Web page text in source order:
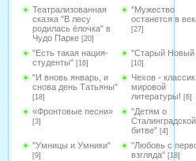
Театрализованная
сказка "В лесу
родилась ёлочка" в
Чудо Парке [20]
"Мужество
останется в
[27]
"Есть такая нация-
студенты" [16]
"Старый Новый
[10]
"И вновь январь, и
снова день Татьяны"
[18]
Чехов - классик
мировой
литературы! [6]
«Фронтовые песни»
[3]
"Детям о
Сталинградской
битве" [4]
"Умницы и Умники"
[9]
"Любовь с
взгляда" [18]